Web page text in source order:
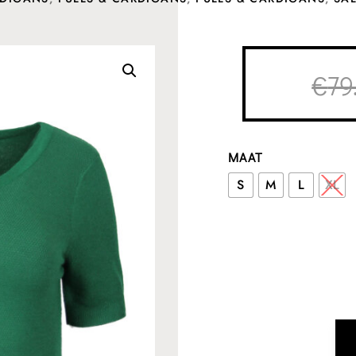
€
MAAT
S M L XL